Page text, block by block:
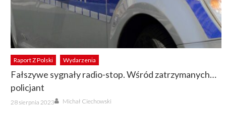
Raport Z Polski Wydarzenia
Fałszywe sygnały radio-stop. Wśród zatrzymanych…
policjant
Posted
on
28 sierpnia 2023 Author
Michał Ciechowski